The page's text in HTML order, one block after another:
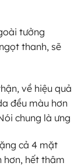
tưởng
thanh, sẽ
về hiệu quả
đều màu hơn
chung là ưng
cả 4 mặt
hơn, hết thâm